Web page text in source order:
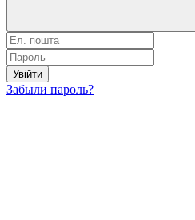
Увійти
Забыли пароль?